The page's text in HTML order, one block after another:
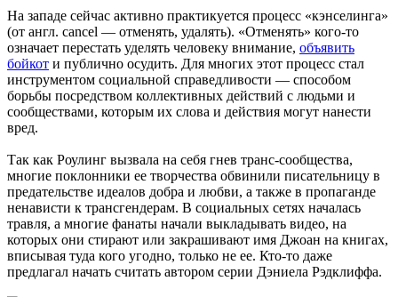
На западе сейчас активно практикуется процесс «кэнселинга»
(от англ. cancel — отменять, удалять). «Отменять» кого-то
означает перестать уделять человеку внимание, объявить
бойкот и публично осудить. Для многих этот процесс стал
инструментом социальной справедливости — способом
борьбы посредством коллективных действий с людьми и
сообществами, которым их слова и действия могут нанести
вред.
Так как Роулинг вызвала на себя гнев транс-сообщества,
многие поклонники ее творчества обвинили писательницу в
предательстве идеалов добра и любви, а также в пропаганде
ненависти к трансгендерам. В социальных сетях началась
травля, а многие фанаты начали выкладывать видео, на
которых они стирают или закрашивают имя Джоан на книгах,
вписывая туда кого угодно, только не ее. Кто-то даже
предлагал начать считать автором серии Дэниела Рэдклиффа.